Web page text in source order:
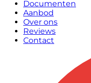
Documenten
Aanbod
Over ons
Reviews
Contact